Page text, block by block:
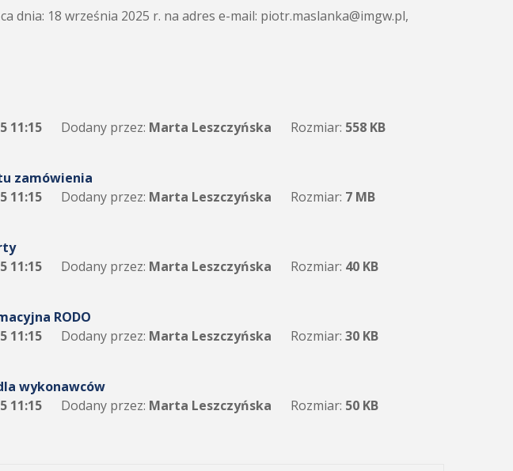
dnia: 18 września 2025 r. na adres e-mail: piotr.maslanka@imgw.pl,
11:15 Dodany przez: Marta Leszczyńska Rozmiar: 558 KB
zamówienia
11:15 Dodany przez: Marta Leszczyńska Rozmiar: 7 MB
11:15 Dodany przez: Marta Leszczyńska Rozmiar: 40 KB
RODO
11:15 Dodany przez: Marta Leszczyńska Rozmiar: 30 KB
wykonawców
11:15 Dodany przez: Marta Leszczyńska Rozmiar: 50 KB